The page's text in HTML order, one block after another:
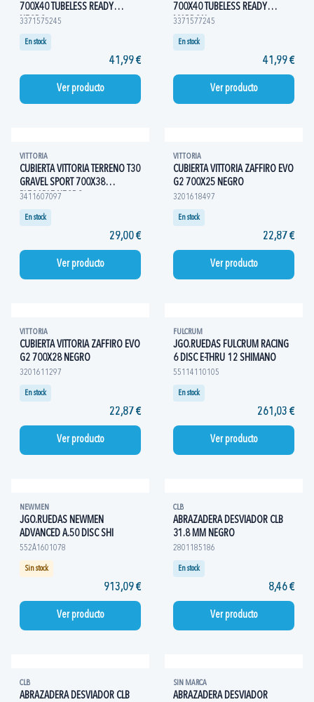
700X40 TUBELESS READY
NEGRO
3371575245
En stock
41,99 €
Ver producto
700X40 TUBELESS READY
MARRON
3371577245
En stock
41,99 €
Ver producto
VITTORIA
CUBIERTA VITTORIA TERRENO T30
GRAVEL SPORT 700X38
PLEGABLE NEGRO
3411607097
En stock
29,00 €
Ver producto
VITTORIA
CUBIERTA VITTORIA ZAFFIRO EVO
G2 700X25 NEGRO
3201618497
En stock
22,87 €
Ver producto
VITTORIA
CUBIERTA VITTORIA ZAFFIRO EVO
G2 700X28 NEGRO
3201611297
En stock
22,87 €
Ver producto
FULCRUM
JGO.RUEDAS FULCRUM RACING
6 DISC E-THRU 12 SHIMANO
55114110105
En stock
261,03 €
Ver producto
NEWMEN
JGO.RUEDAS NEWMEN
ADVANCED A.50 DISC SHI
552A1601078
Sin stock
913,09 €
Ver producto
CLB
ABRAZADERA DESVIADOR CLB
31.8 MM NEGRO
2801185186
En stock
8,46 €
Ver producto
CLB
ABRAZADERA DESVIADOR CLB
SIN MARCA
ABRAZADERA DESVIADOR